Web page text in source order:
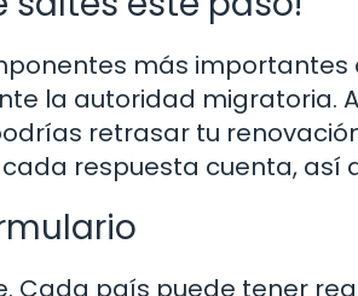
más importantes
la autoridad migratoria.
retrasar tu
respuesta cuenta, así
Cada país puede tener